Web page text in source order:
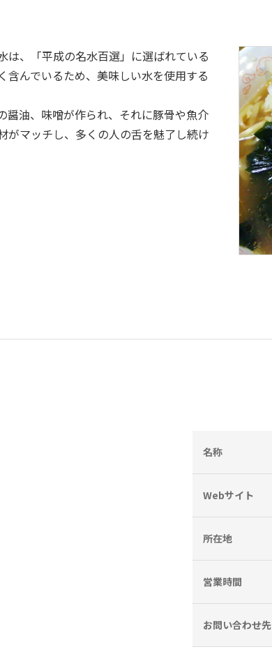
は、「平成の名水百選」に選ばれている
含んでいるため、美味しい水を使用する
醤油、味噌が作られ、それに豚骨や魚介
がマッチし、多くの人の舌を魅了し続け
名称
Webサイト
所在地
営業時間
お問い合わせ先